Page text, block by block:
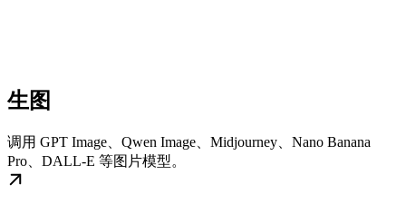
生图
调用 GPT Image、Qwen Image、Midjourney、Nano Banana
Pro、DALL-E 等图片模型。